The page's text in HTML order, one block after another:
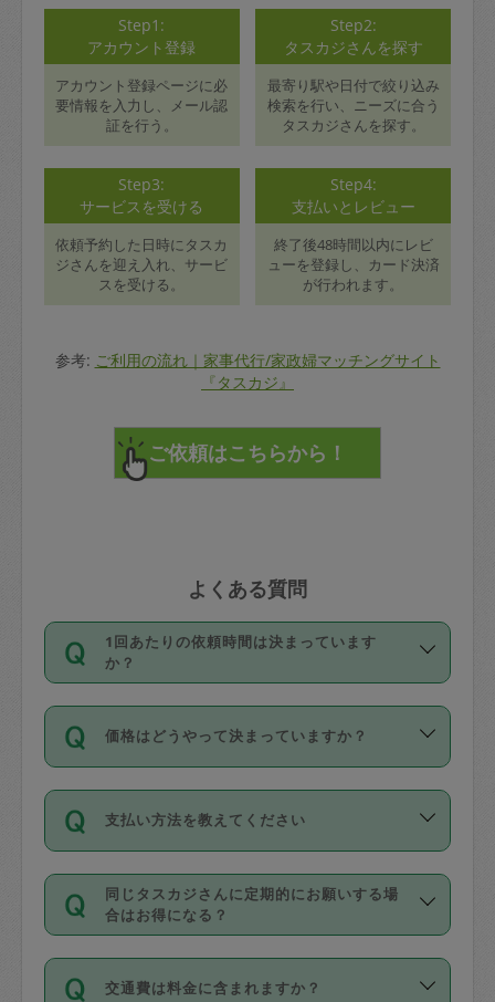
Step1:
アカウント登録
アカウント登録ページに必
要情報を入力し、メール認
証を行う。
Step2:
タスカジさんを探す
最寄り駅や日付で絞り込み
検索を行い、ニーズに合う
タスカジさんを探す。
Step3:
サービスを受ける
依頼予約した日時にタスカ
ジさんを迎え入れ、サービ
スを受ける。
Step4:
支払いとレビュー
終了後48時間以内にレビ
ューを登録し、カード決済
が行われます。
参考: ご利用の流れ｜家事代行/家政婦マッチングサイト
『タスカジ』
よくある質問
1回あたりの依頼時間は決まっています
か？
依頼1回につき3時間固定です。3時間を
超えて依頼したい場合は、延長機能をご
利用ください。機能をご利用いただくに
の上事前申請することが必要です。な
お、3時間を下回っても、値引き等はござ
いません。
価格はどうやって決まっていますか？
11種類の価格帯の中からタスカジさん自
身が価格を選んで設定しています。
タスカジさんの価格設定には最初は制限
があり、レビュー件数、レビューの平均
値、などで除々に設定可能な最高額が上
がっていく仕組みになっています。
支払い方法を教えてください
お支払方法はクレジットカード（Visa／
Master／JCB／AMERICAN EXPRESS／
Diners Club）のみとなります。
を行う際にご入力ください。プロフィー
同じタスカジさんに定期的にお願いする場
合はお得になる？
依頼には「スポット」と「定期（毎週｜
隔週）」があり、「定期」の依頼は「ス
交通費は料金に含まれますか？